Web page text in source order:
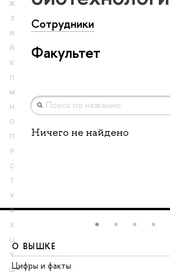
Ж
З
И
Й
К
Л
М
Н
О
П
Р
С
Т
У
Ф
Х
Ц
Ч
Ш
Сотрудники
Факультет
Ничего не найдено
О ВЫШКЕ
Цифры и факты